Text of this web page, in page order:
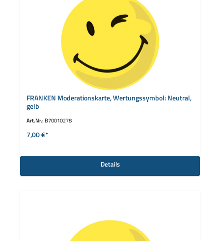
FRANKEN Moderationskarte, Wertungssymbol: Neutral,
gelb
Art.Nr.: B70010278
7,00 €*
Details